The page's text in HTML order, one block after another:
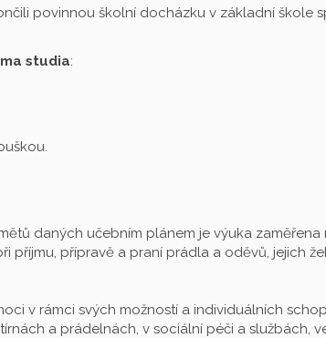
povinnou školní docházku v základní škole
studia:
daných učebním plánem je výuka zaměřena
příjmu, přípravě a praní prádla a oděvů, jejich
v rámci svých možností a individuálních
a prádelnách, v sociální péči a službách,